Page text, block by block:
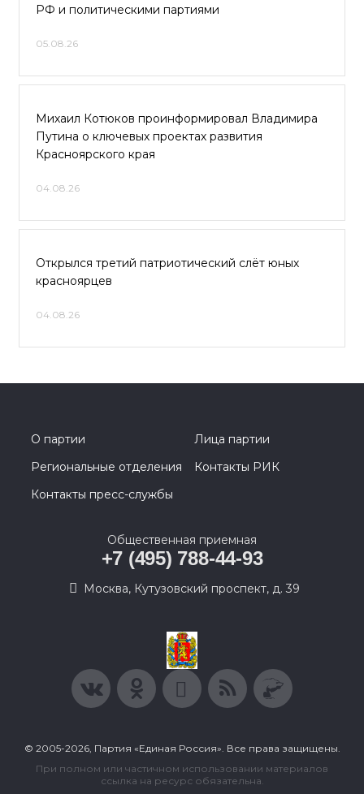
РФ и политическими партиями
05.08.26
Михаил Котюков проинформировал Владимира
Путина о ключевых проектах развития
Красноярского края
04.08.26
Открылся третий патриотический слёт юных
красноярцев
04.08.26
О партии
Лица партии
Региональные отделения
Контакты РИК
Контакты пресс-службы
Общественная приемная
+7 (495) 788-44-93
Москва, Кутузовский проспект, д. 39
© 2005-2026, Партия «Единая Россия». Все права защищены.
При полном или частичном использовании материалов
ссылка на ресурс обязательна.